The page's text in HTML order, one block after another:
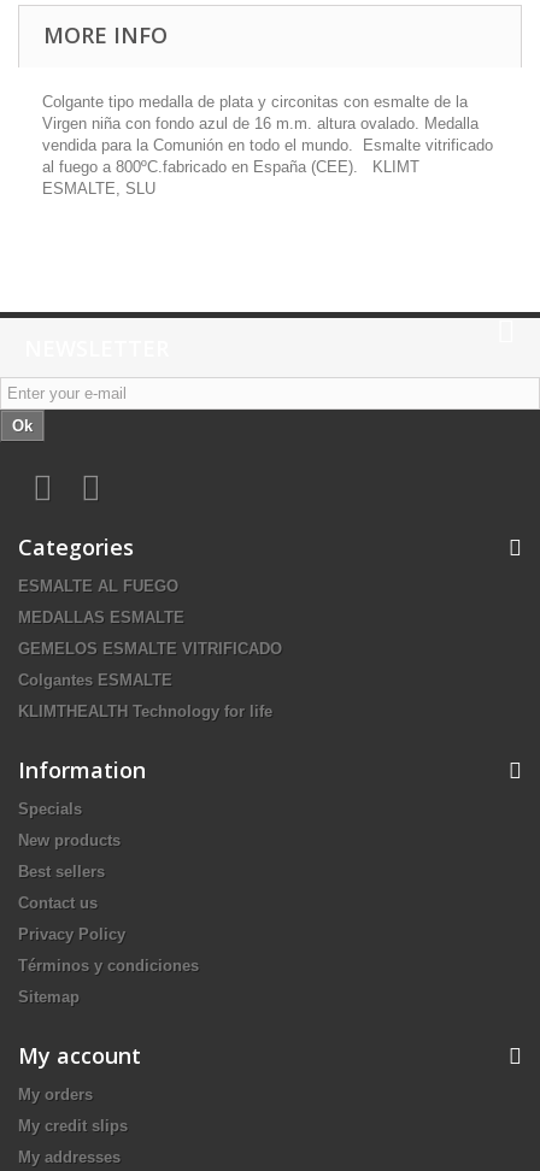
MORE INFO
Colgante tipo medalla de plata y circonitas con esmalte de la
Virgen niña con fondo azul de 16 m.m. altura ovalado. Medalla
vendida para la Comunión en todo el mundo. Esmalte vitrificado
al fuego a 800ºC.fabricado en España (CEE). KLIMT
ESMALTE, SLU
Ok
Categories
ESMALTE AL FUEGO
MEDALLAS ESMALTE
GEMELOS ESMALTE VITRIFICADO
Colgantes ESMALTE
KLIMTHEALTH Technology for life
Information
Specials
New products
Best sellers
Contact us
Privacy Policy
Términos y condiciones
Sitemap
My account
My orders
My credit slips
My addresses